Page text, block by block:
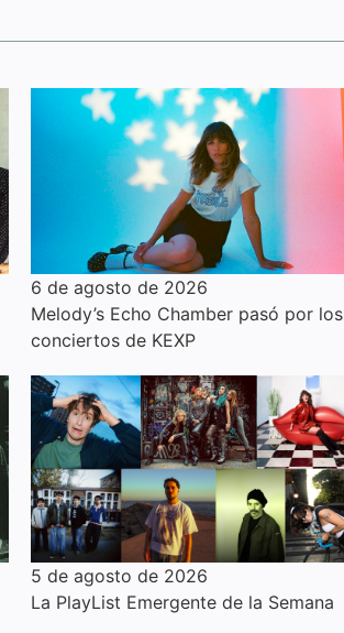
6 de agosto de 2026
Melody’s Echo Chamber pasó por los
conciertos de KEXP
5 de agosto de 2026
La PlayList Emergente de la Semana